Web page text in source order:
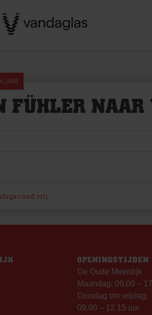
2006
FÜHLER NAAR
vrij
OPENINGSTIJDEN
De Oude Meerdijk
Maandag: 09.00 –
Dinsdag t/m vrijdag:
09.00 – 12.15 uur